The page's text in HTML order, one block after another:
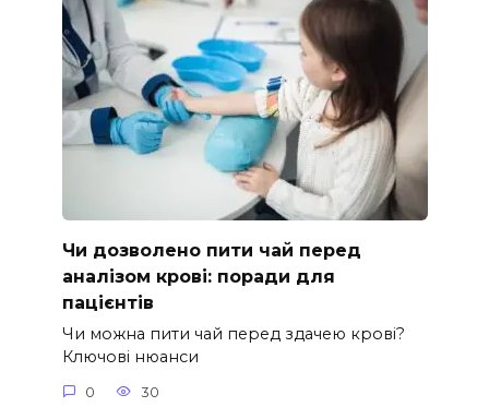
Чи дозволено пити чай перед
аналізом крові: поради для
пацієнтів
Чи можна пити чай перед здачею крові?
Ключові нюанси
0 30